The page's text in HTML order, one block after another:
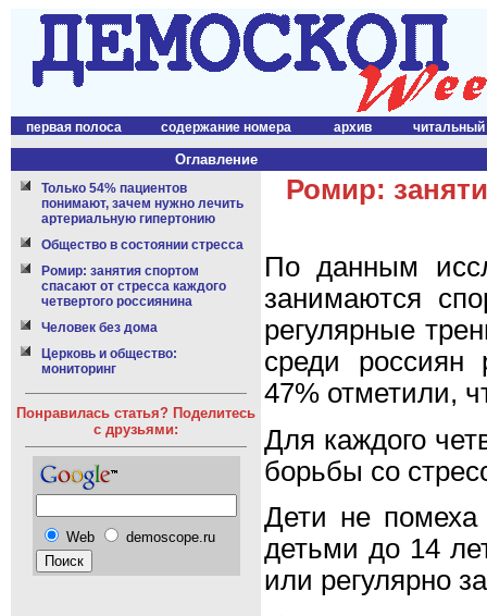
первая полоса содержание номера архив читальный
Оглавление
Только 54% пациентов
понимают, зачем нужно лечить
артериальную гипертонию
Общество в состоянии стресса
Ромир: занятия спортом
спасают от стресса каждого
четвертого россиянина
Человек без дома
Церковь и общество:
мониторинг
Понравилась статья? Поделитесь
с друзьями:
Web demoscope.ru
Ромир:
По данным
занимаются
регулярные
среди россиян
47% отметили,
Для каждого
борьбы со
Дети не
детьми до 14
или регулярно